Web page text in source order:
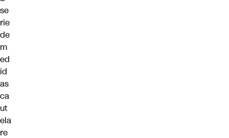
se
rie
de
m
ed
id
as
ca
ut
ela
re